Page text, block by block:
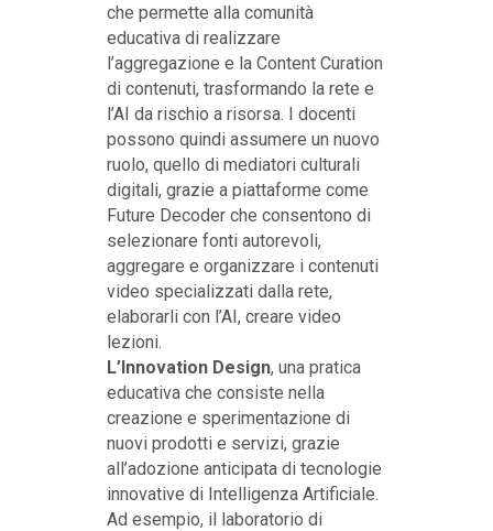
che permette alla comunità
educativa di realizzare
l’aggregazione e la Content Curation
di contenuti, trasformando la rete e
l’AI da rischio a risorsa. I docenti
possono quindi assumere un nuovo
ruolo, quello di mediatori culturali
digitali, grazie a piattaforme come
Future Decoder che consentono di
selezionare fonti autorevoli,
aggregare e organizzare i contenuti
video specializzati dalla rete,
elaborarli con l’AI, creare video
lezioni.
L’Innovation Design, una pratica
educativa che consiste nella
creazione e sperimentazione di
nuovi prodotti e servizi, grazie
all’adozione anticipata di tecnologie
innovative di Intelligenza Artificiale.
Ad esempio, il laboratorio di